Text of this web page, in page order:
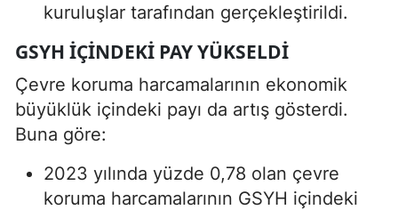
kuruluşlar tarafından gerçekleştirildi.
GSYH IÇINDEKI PAY YÜKSELDI
Çevre koruma harcamalarının ekonomik
büyüklük içindeki payı da artış gösterdi.
Buna göre:
2023 yılında yüzde 0,78 olan çevre
koruma harcamalarının GSYH içindeki